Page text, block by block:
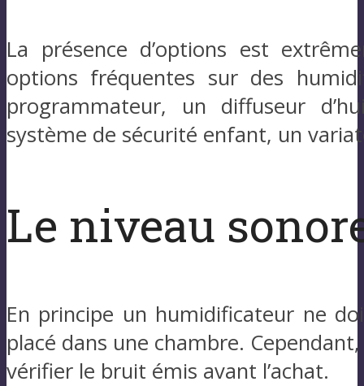
La présence d’options est
options fréquentes sur des
programmateur, un diffuseur
système de sécurité enfant, un
Le niveau
En principe un humidificateur ne
placé dans une chambre.
vérifier le bruit émis avant l’achat.